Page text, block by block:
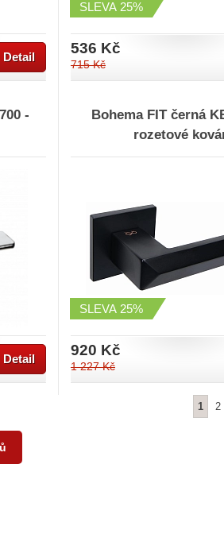
Detail
SLEVA 25%
536 Kč
715 Kč
-
Detail
Bohema FIT černá
rozetové
SLEVA 25%
920 Kč
1 227 Kč
1 2